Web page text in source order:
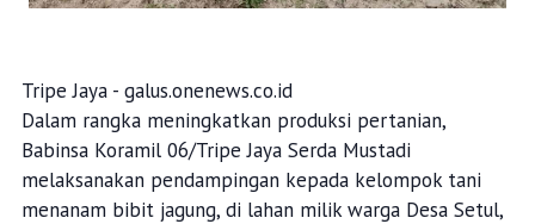
Tripe Jaya - galus.onenews.co.id
Dalam rangka meningkatkan produksi pertanian,
Babinsa Koramil 06/Tripe Jaya Serda Mustadi
melaksanakan pendampingan kepada kelompok tani
menanam bibit jagung, di lahan milik warga Desa Setul,